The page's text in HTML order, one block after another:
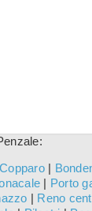
Copparo|
| Porto
| Reno